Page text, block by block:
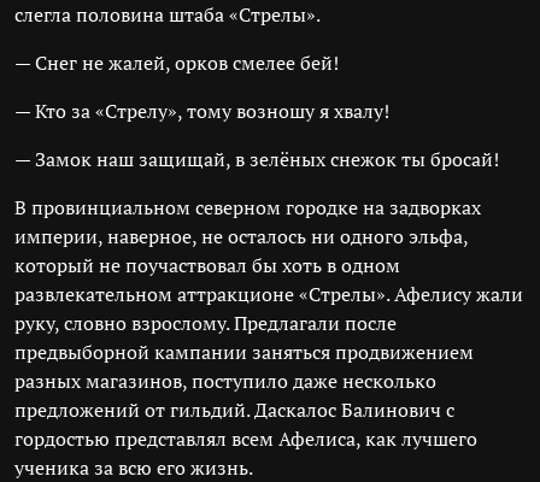
слегла половина штаба «Стрелы».
— Снег не жалей, орков смелее бей!
— Кто за «Стрелу», тому возношу я хвалу!
— Замок наш защищай, в зелёных снежок ты бросай!
В провинциальном северном городке на задворках
империи, наверное, не осталось ни одного эльфа,
который не поучаствовал бы хоть в одном
развлекательном аттракционе «Стрелы». Афелису жали
руку, словно взрослому. Предлагали после
предвыборной кампании заняться продвижением
разных магазинов, поступило даже несколько
предложений от гильдий. Даскалос Балинович с
гордостью представлял всем Афелиса, как лучшего
ученика за всю его жизнь.